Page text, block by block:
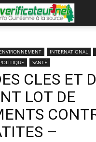
ENVIRONNEMENT INTERNATIONAL
POLITIQUE SANTÉ
CLES ET
LOT DE
–